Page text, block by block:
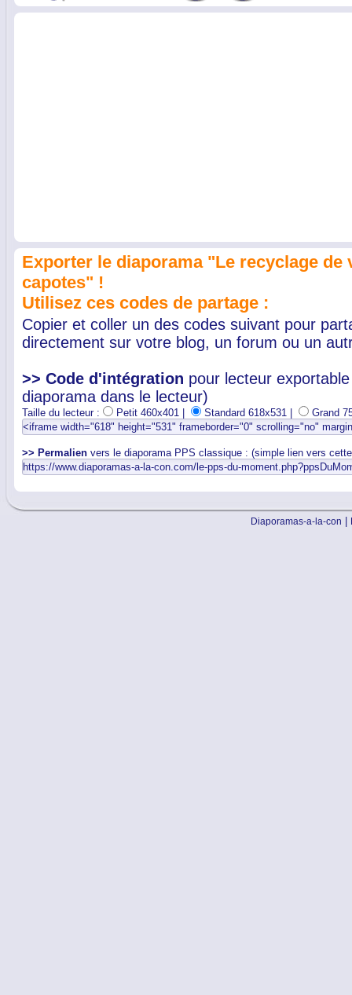
Exporter le diaporama "Le recyclage de
capotes" !
Utilisez ces codes de partage :
Copier et coller un des codes suivant pour
directement sur votre blog, un forum ou un
>> Code d'intégration pour lecteur
diaporama dans le lecteur)
Taille du lecteur : Petit 460x401 | Standard 618x531 | Grand
>> Permalien vers le diaporama PPS classique : (simple lien vers
Diaporamas-a-la-con